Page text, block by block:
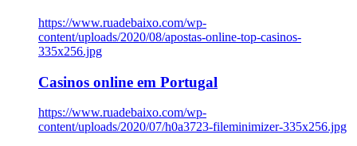
https://www.ruadebaixo.com/wp-
content/uploads/2020/08/apostas-online-top-casinos-
335x256.jpg
Casinos online em Portugal
https://www.ruadebaixo.com/wp-
content/uploads/2020/07/h0a3723-fileminimizer-335x256.jpg